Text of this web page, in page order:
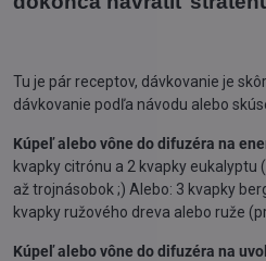
Tu je pár receptov, dávkovanie je
dávkovanie podľa návodu alebo
Kúpeľ alebo vône do difuzéra na
kvapky citrónu a 2 kvapky eukalyptu
až trojnásobok ;) Alebo: 3 kvapky
kvapky ružového dreva alebo ruže
Kúpeľ alebo vône do difuzéra na